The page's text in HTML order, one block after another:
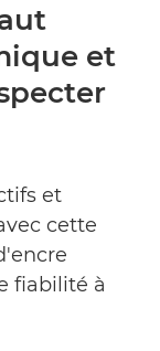
et
et
cette
fiabilité à